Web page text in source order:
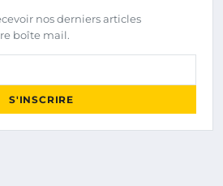
nos derniers articles
boîte mail.
S'INSCRIRE